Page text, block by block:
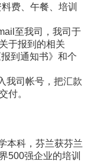
费、午餐、培训
至我司，我司于
于报到的相关
知书》和个
我司帐号，把汇款
付。
本科，芬兰获芬兰
500强企业的培训